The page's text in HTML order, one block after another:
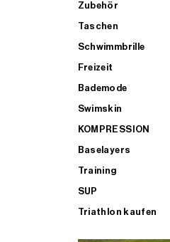
Zubehör
Taschen
Schwimmbrille
Freizeit
Bademode
Swimskin
KOMPRESSION
Baselayers
Training
SUP
Triathlon kaufen